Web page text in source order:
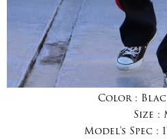
Color :
Size :
Model's Spec :